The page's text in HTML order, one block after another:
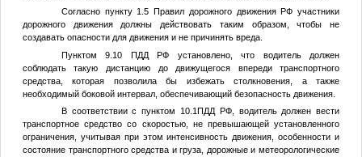
Согласно пункту 1.5 Правил дорожного движения РФ участники
дорожного движения должны действовать таким образом, чтобы не
создавать опасности для движения и не причинять вреда.
Пунктом 9.10 ПДД РФ установлено, что водитель должен
соблюдать такую дистанцию до движущегося впереди транспортного
средства, которая позволила бы избежать столкновения, а также
необходимый боковой интервал, обеспечивающий безопасность движения.
В соответствии с пунктом 10.1ПДД РФ, водитель должен вести
транспортное средство со скоростью, не превышающей установленного
ограничения, учитывая при этом интенсивность движения, особенности и
состояние транспортного средства и груза, дорожные и метеорологические